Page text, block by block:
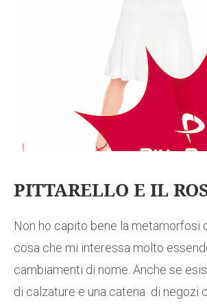
PITTARELLO E IL
Non ho capito bene la metamorfosi
cosa che mi interessa molto
cambiamenti di nome. Anche se
di calzature e una catena di negozi